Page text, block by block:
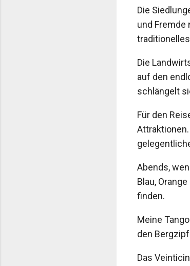
Die
und Fremde
Die
auf den
schlängelt
Für den
Abends,
Blau,
finden.
Meine
den
Das